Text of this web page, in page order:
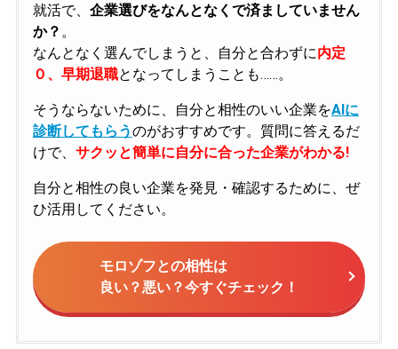
就活で、 企業選びをなんとなくで済ましていません
か？ 。
なんとなく選んでしまうと、自分と合わずに内定
０、早期退職となってしまうことも……。
そうならないために、自分と相性のいい企業をAIに
診断してもらうのがおすすめです。質問に答えるだ
けで、 サクッと簡単に自分に合った企業がわかる!
自分と相性の良い企業を発見・確認するために、ぜ
ひ活用してください。
モロゾフとの相性は
良い？悪い？今すぐチェック！